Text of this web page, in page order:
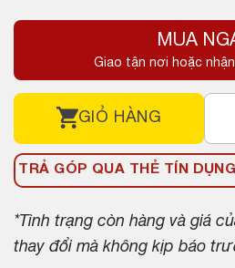
MUA
Giao tận nơi hoặc
GIỎ HÀNG
TRẢ GÓP QUA THẺ TÍN
*Tình trạng còn hàng và giá
thay đổi mà không kịp báo